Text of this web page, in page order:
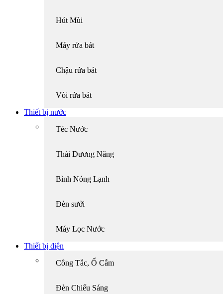
Hút Mùi
Máy rửa bát
Chậu rửa bát
Vòi rửa bát
Thiết bị nước
Téc Nước
Thái Dương Năng
Bình Nóng Lạnh
Đèn sưởi
Máy Lọc Nước
Thiết bị điện
Công Tắc, Ổ Cắm
Đèn Chiếu Sáng